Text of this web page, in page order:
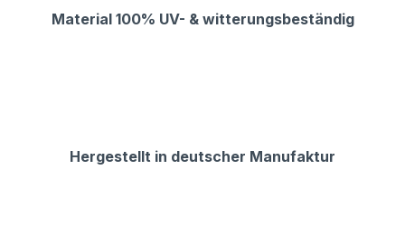
Material 100% UV- & witterungsbeständig
Hergestellt in deutscher Manufaktur